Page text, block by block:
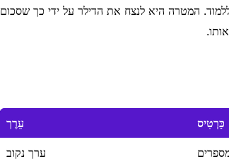
המטרה היא לנצח את הדילר על ידי כך שסכום
כַּרְטִיס עֵרֶך
ערך נקוב